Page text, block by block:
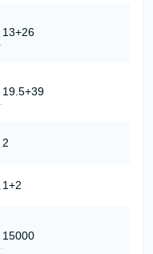
13+26
19.5+39
2
1+2
15000